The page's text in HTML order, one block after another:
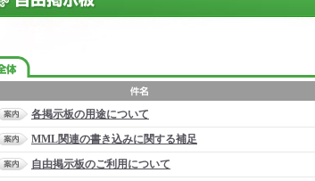
各掲示板の用途について
MML関連の書き込みに関する補足
自由掲示板のご利用について